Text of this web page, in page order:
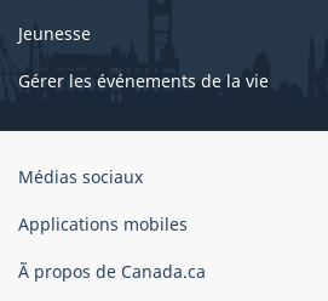
Jeunesse
Gérer les événements de la vie
Organisation
gouvernement
Canada
Médias sociaux
Applications mobiles
Ã propos de Canada.ca